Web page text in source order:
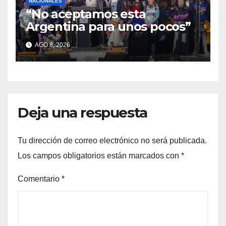
“No aceptamos esta
Argentina para unos pocos”
AGO 8, 2026
Deja una respuesta
Tu dirección de correo electrónico no será publicada.
Los campos obligatorios están marcados con *
Comentario *